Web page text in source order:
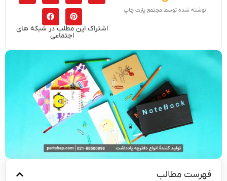
نوشته شده توسط.مجتمع پارت چاپ
اشتراک این مطلب در شبکه های
اجتماعی
فهرست مطالب